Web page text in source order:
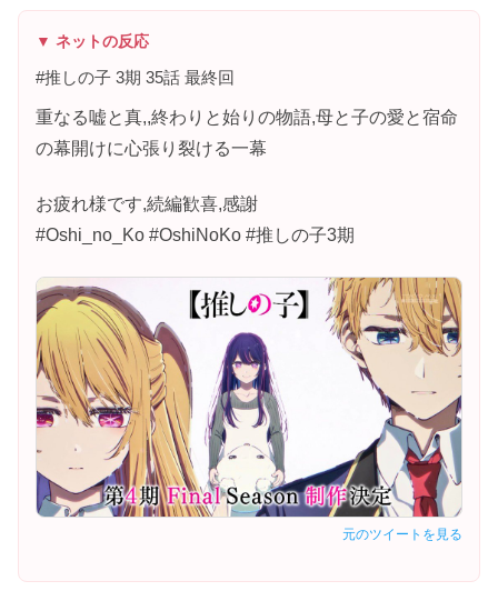
▼ ネットの反応
#推しの子 3期 35話 最終回
重なる嘘と真,,終わりと始りの物語,母と子の愛と宿命
の幕開けに心張り裂ける一幕
お疲れ様です,続編歓喜,感謝
#Oshi_no_Ko #OshiNoKo #推しの子3期
元のツイートを見る